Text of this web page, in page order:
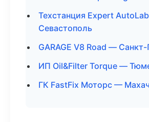
Техстанция Expert
Севастополь
GARAGE V8 Road —
ИП Oil&Filter Torque —
ГК FastFix Моторс —